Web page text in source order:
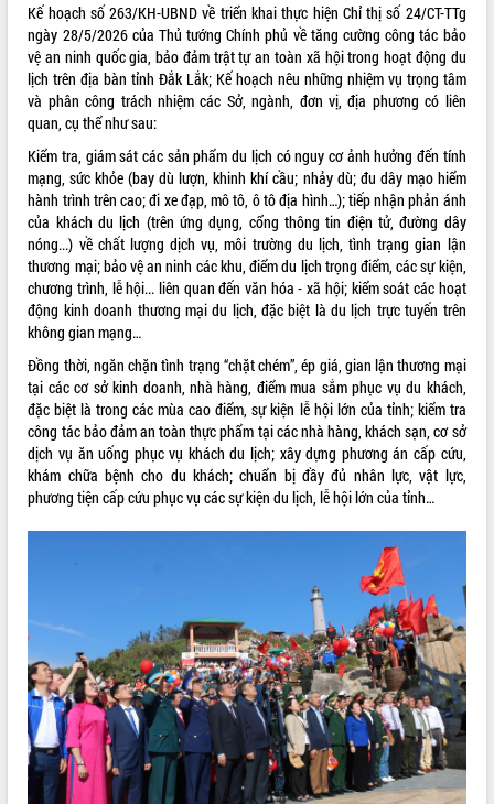
Kế hoạch số 263/KH-UBND về triển khai thực hiện Chỉ thị số 24/CT-TTg
ngày 28/5/2026 của Thủ tướng Chính phủ về tăng cường công tác bảo
vệ an ninh quốc gia, bảo đảm trật tự an toàn xã hội trong hoạt động du
lịch trên địa bàn tỉnh Đắk Lắk; Kế hoạch nêu những nhiệm vụ trọng tâm
và phân công trách nhiệm các Sở, ngành, đơn vị, địa phương có liên
quan, cụ thể như sau:
Kiểm tra, giám sát các sản phẩm du lịch có nguy cơ ảnh hưởng đến tính
mạng, sức khỏe (bay dù lượn, khinh khí cầu; nhảy dù; đu dây mạo hiểm
hành trình trên cao; đi xe đạp, mô tô, ô tô địa hình…); tiếp nhận phản ánh
của khách du lịch (trên ứng dụng, cổng thông tin điện tử, đường dây
nóng...) về chất lượng dịch vụ, môi trường du lịch, tình trạng gian lận
thương mại; bảo vệ an ninh các khu, điểm du lịch trọng điểm, các sự kiện,
chương trình, lễ hội... liên quan đến văn hóa - xã hội; kiểm soát các hoạt
động kinh doanh thương mại du lịch, đặc biệt là du lịch trực tuyến trên
không gian mạng…
Đồng thời, ngăn chặn tình trạng “chặt chém”, ép giá, gian lận thương mại
tại các cơ sở kinh doanh, nhà hàng, điểm mua sắm phục vụ du khách,
đặc biệt là trong các mùa cao điểm, sự kiện lễ hội lớn của tỉnh; kiểm tra
công tác bảo đảm an toàn thực phẩm tại các nhà hàng, khách sạn, cơ sở
dịch vụ ăn uống phục vụ khách du lịch; xây dựng phương án cấp cứu,
khám chữa bệnh cho du khách; chuẩn bị đầy đủ nhân lực, vật lực,
phương tiện cấp cứu phục vụ các sự kiện du lịch, lễ hội lớn của tỉnh…